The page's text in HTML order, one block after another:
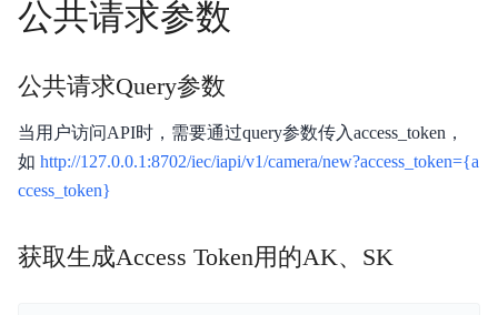
公共请求参数
公共请求Query参数
当用户访问API时，需要通过query参数传入access_token，
如 http://127.0.0.1:8702/iec/iapi/v1/camera/new?access_token={a
ccess_token}
获取生成Access Token用的AK、SK